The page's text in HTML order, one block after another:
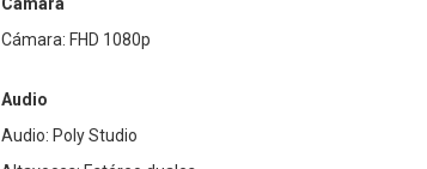
Cámara
Cámara: FHD 1080p
Audio
Audio: Poly Studio